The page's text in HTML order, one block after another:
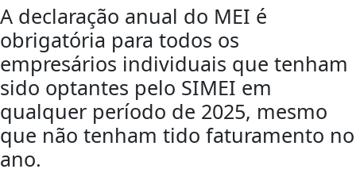
A declaração anual do MEI é
obrigatória para todos os
empresários individuais que tenham
sido optantes pelo SIMEI em
qualquer período de 2025, mesmo
que não tenham tido faturamento no
ano.